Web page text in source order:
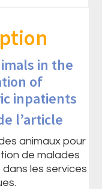
in the
of
inpatients
l’article
animaux pour
de malades
les services